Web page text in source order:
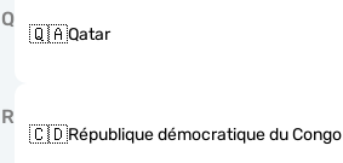
Q
🇶🇦Qatar
R
🇨🇩République démocratique du Congo